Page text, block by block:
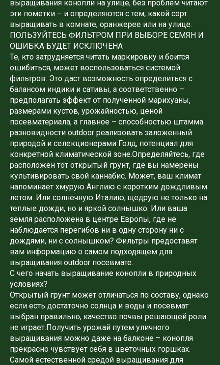
выращивания конопли на улице, без проблем читают
эти пометки – и определяются с тем, какой сорт
выращивать в комнате, оранжерее или на улице.
ПОЛЬЗУЙТЕСЬ ФИЛЬТРОМ ПРИ ВЫБОРЕ СЕМЯН И
ОШИБКА БУДЕТ ИСКЛЮЧЕНА
Те, кто затрудняется читать маркировку и боится
ошибиться, может воспользоваться системой
фильтров. Это даст возможность определиться с
балансом индики и сативы, а соответственно –
предполагать эффект от полученной марихуаны,
размерами кустов, урожайностью, ценой
посевматериала, а главное – способностью штамма
разновидности outdoor реализовать заложенный
природой и селекционерами Голд, потенциал для
конкретной климатической зоне.Определяйтесь, где
расположен тот открытый грунт, где вы намерены
культивировать свой каннабис. Может, ваш климат
напоминает хмурую Англию с коротким дождливым
летом. Или солнечную Италию, щедрую не только на
теплые дожди, но и яркой солнышко. Или ваша
земля расположена в центре Европы, где не
наблюдается перегибов ни в одну сторону ни с
дождями, ни с солнышком? Фильтры предоставят
вам информацию о самом подходящем для
выращивания outdoor посевмате.
С чего начать выращивание конопли в природных
условиях?
Открытый грунт может отличаться по составу, однако
если есть достаточно солнца и воды и посевмат
выбран правильно, качество почвы решающей роли
не играет.Получить урожай путем уличного
выращивания можно даже на балконе – конопля
прекрасно чувствует себя в цветочных горшках.
Самой естественной средой выращивания для